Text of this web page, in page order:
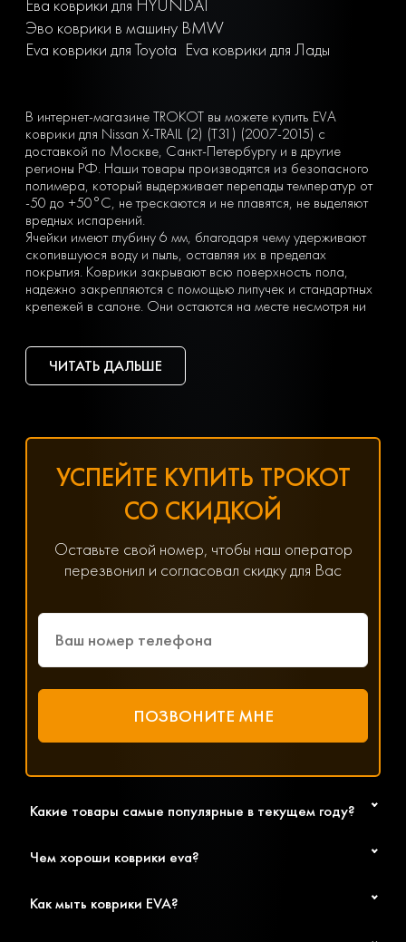
Ева коврики для HYUNDAI
Эво коврики в машину BMW
Eva коврики для Toyota Eva коврики для Лады
В интернет-магазине TROKOT вы можете купить EVA
коврики для Nissan X-TRAIL (2) (T31) (2007-2015) с
доставкой по Москве, Санкт-Петербургу и в другие
регионы РФ. Наши товары производятся из безопасного
полимера, который выдерживает перепады температур от
-50 до +50°С, не трескаются и не плавятся, не выделяют
вредных испарений.
Ячейки имеют глубину 6 мм, благодаря чему удерживают
скопившуюся воду и пыль, оставляя их в пределах
покрытия. Коврики закрывают всю поверхность пола,
надежно закрепляются с помощью липучек и стандартных
крепежей в салоне. Они остаются на месте несмотря ни
достаточно «отбить» его струей воды на автомойке или из
дворового шланга.
коврика под салон с любым дизайном.
Чтобы заказать недорогие ЕВА коврики для Nissan X-TRAIL
(2) (T31) (2007-2015), оформите заявку, заполнив онлайн-
Хотите получить помощь в подборе товаров? Наш
специалист всегда на связи! Позвоните по телефону
8(800) 600-89-40, 8(495) 445-55-08 или напишите в
мессенджер WhatsApp, Viber или Telegram. Менеджер
решит любой возникший вопрос, связанный с
ЧИТАТЬ ДАЛЬШЕ
УСПЕЙТЕ КУПИТЬ ТРОКОТ
СО СКИДКОЙ
Оставьте свой номер, чтобы наш оператор
перезвонил и согласовал скидку для Вас
Какие товары самые популярные в текущем году?
Чем хороши коврики eva?
Как мыть коврики EVA?